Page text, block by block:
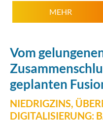
MEHR
Vom
geplanten
NIEDRIGZINS,
DIGITALISIERUNG: